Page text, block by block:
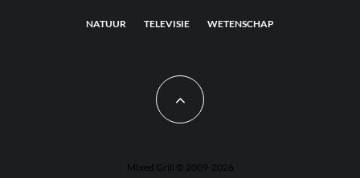
NATUUR TELEVISIE WETENSCHAP
MIxed Grill © 2009-2026